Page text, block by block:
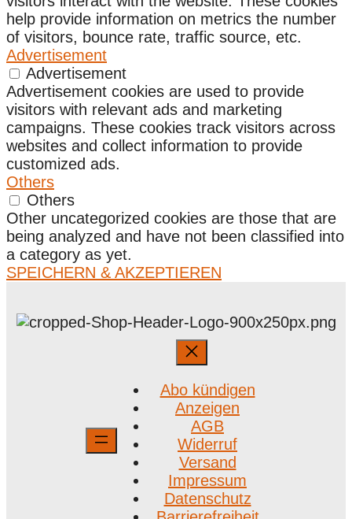
help provide information on metrics the number
of visitors, bounce rate, traffic source, etc.
Advertisement
Advertisement
Advertisement cookies are used to provide
visitors with relevant ads and marketing
campaigns. These cookies track visitors across
websites and collect information to provide
customized ads.
Others
Others
Other uncategorized cookies are those that are
being analyzed and have not been classified into
a category as yet.
SPEICHERN & AKZEPTIEREN
Abo kündigen
Anzeigen
AGB
Widerruf
Versand
Impressum
Datenschutz